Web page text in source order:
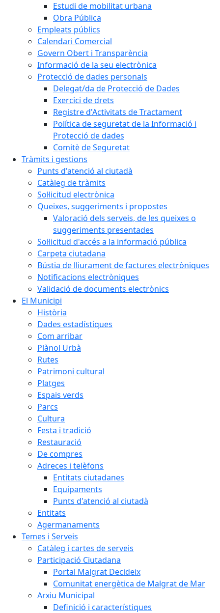
Estudi de mobilitat urbana
Obra Pública
Empleats públics
Calendari Comercial
Govern Obert i Transparència
Informació de la seu electrònica
Protecció de dades personals
Delegat/da de Protecció de Dades
Exercici de drets
Registre d'Activitats de Tractament
Política de seguretat de la Informació i
Protecció de dades
Comitè de Seguretat
Tràmits i gestions
Punts d'atenció al ciutadà
Catàleg de tràmits
Sol·licitud electrònica
Queixes, suggeriments i propostes
Valoració dels serveis, de les queixes o
suggeriments presentades
Sol·licitud d'accés a la informació pública
Carpeta ciutadana
Bústia de lliurament de factures electròniques
Notificacions electròniques
Validació de documents electrònics
El Municipi
Història
Dades estadístiques
Com arribar
Plànol Urbà
Rutes
Patrimoni cultural
Platges
Espais verds
Parcs
Cultura
Festa i tradició
Restauració
De compres
Adreces i telèfons
Entitats ciutadanes
Equipaments
Punts d'atenció al ciutadà
Entitats
Agermanaments
Temes i Serveis
Catàleg i cartes de serveis
Participació Ciutadana
Portal Malgrat Decideix
Comunitat energètica de Malgrat de Mar
Arxiu Municipal
Definició i característiques